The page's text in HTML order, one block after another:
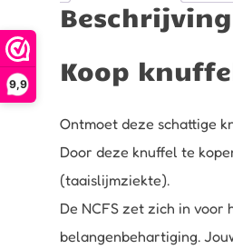
9,9
Beschrijving
Koop
Ontmoet deze schattige
Door deze knuffel te
(taaislijmziekte).
De NCFS zet zich in
belangenbehartiging.